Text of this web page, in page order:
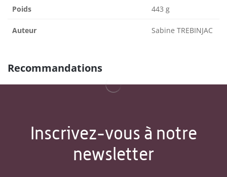
Poids 443 g
Auteur Sabine TREBINJAC
Recommandations
Inscrivez-vous à notre
newsletter